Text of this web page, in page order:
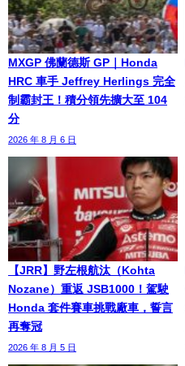
MXGP 佛蘭德斯 GP｜Honda
HRC 車手 Jeffrey Herlings 完全
制霸封王！積分領先擴大至 104
分
2026 年 8 月 6 日
【JRR】野左根航汰（Kohta
Nozane）重返 JSB1000！駕駛
Honda 套件賽車挑戰廠車，誓言
再奪冠
2026 年 8 月 5 日